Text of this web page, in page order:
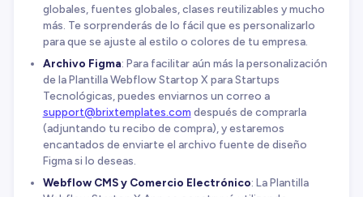
globales, fuentes globales, clases reutilizables y mucho
más. Te sorprenderás de lo fácil que es personalizarlo
para que se ajuste al estilo o colores de tu empresa.
Archivo Figma: Para facilitar aún más la personalización
de la Plantilla Webflow Startop X para Startups
Tecnológicas, puedes enviarnos un correo a
support@brixtemplates.com después de comprarla
(adjuntando tu recibo de compra), y estaremos
encantados de enviarte el archivo fuente de diseño
Figma si lo deseas.
Webflow CMS y Comercio Electrónico: La Plantilla